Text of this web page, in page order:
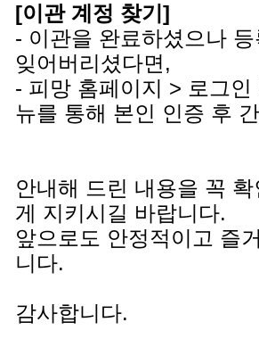
[이관 계정 찾기]
- 이관을 완료하셨으나
잊어버리셨다면,
- 피망 홈페이지 > 로그
뉴를 통해 본인 인증 후
안내해 드린 내용을 꼭
게 지키시길 바랍니다.
앞으로도 안정적이고 즐
니다.
감사합니다.